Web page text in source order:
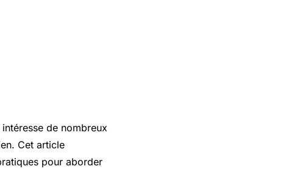
de nombreux
Cet article
pour aborder